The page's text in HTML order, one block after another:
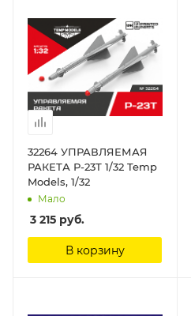
32264 УПРАВЛЯЕМАЯ
РАКЕТА Р-23Т 1/32 Temp
Models, 1/32
Мало
3 215 руб.
В корзину